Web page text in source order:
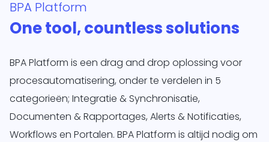
BPA Platform
One tool, countless solutions
BPA Platform is een drag and drop oplossing voor
procesautomatisering, onder te verdelen in 5
categorieën; Integratie & Synchronisatie,
Documenten & Rapportages, Alerts & Notificaties,
Workflows en Portalen. BPA Platform is altijd nodig om